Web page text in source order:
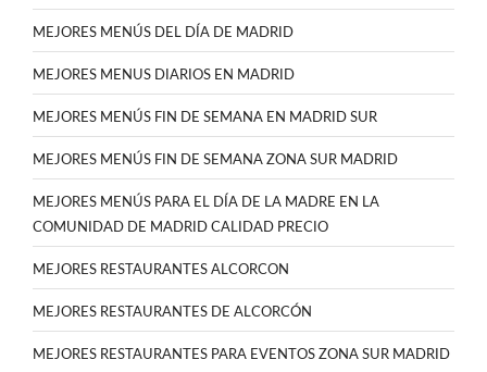
MEJORES MENÚS DEL DÍA DE MADRID
MEJORES MENUS DIARIOS EN MADRID
MEJORES MENÚS FIN DE SEMANA EN MADRID SUR
MEJORES MENÚS FIN DE SEMANA ZONA SUR MADRID
MEJORES MENÚS PARA EL DÍA DE LA MADRE EN LA
COMUNIDAD DE MADRID CALIDAD PRECIO
MEJORES RESTAURANTES ALCORCON
MEJORES RESTAURANTES DE ALCORCÓN
MEJORES RESTAURANTES PARA EVENTOS ZONA SUR MADRID